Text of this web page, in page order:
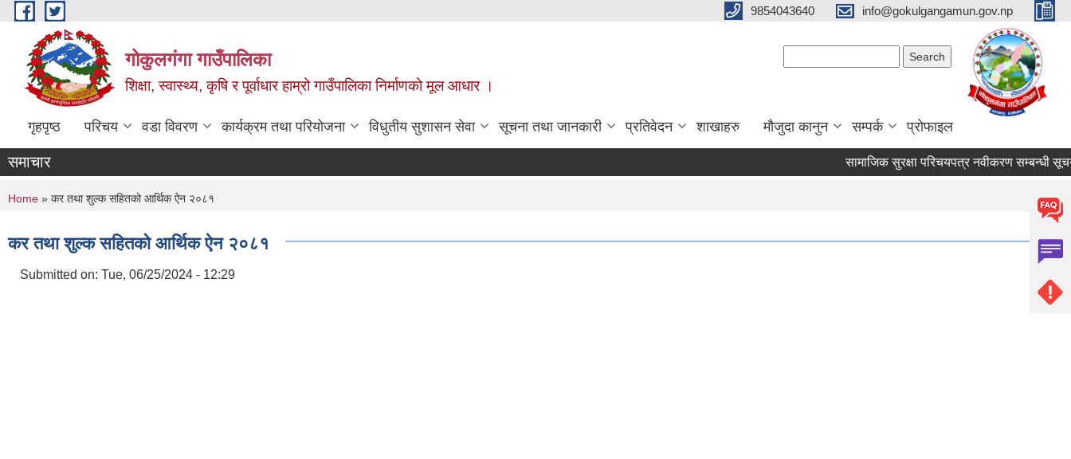
Skip to main content 9854043640 info@gokulgangamun.gov.np
गोकुलगंगा गाउँपालिका
शिक्षा, स्वास्थ्य, कृषि र पूर्वाधार हाम्रो गाउँपालिका निर्माणको मूल आधार ।
गृहपृष्ठ परिचय वडा विवरण कार्यक्रम तथा परियोजना विधुतीय सुशासन सेवा सूचना तथा जानकारी प्रतिवेदन शाखाहरु मौजुदा कानुन सम्पर्क प्रोफाइल
समाचार सामाजिक सुरक्षा परिचयपत्र नवीकरण सम्बन्धी सूचना
You are here
Home » कर तथा शुल्क सहितको आर्थिक ऐन २०८१
कर तथा शुल्क सहितको आर्थिक ऐन २०८१
Submitted on: Tue, 06/25/2024 - 12:29